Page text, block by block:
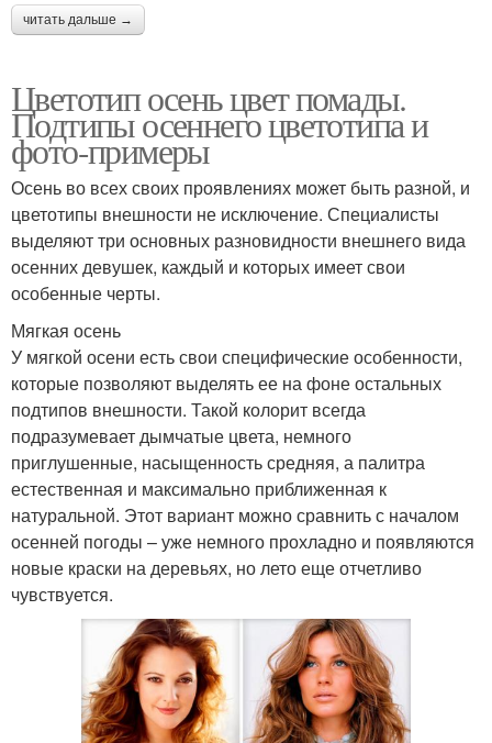
читать дальше →
Цветотип осень цвет помады.
Подтипы осеннего цветотипа и
фото-примеры
Осень во всех своих проявлениях может быть разной, и
цветотипы внешности не исключение. Специалисты
выделяют три основных разновидности внешнего вида
осенних девушек, каждый и которых имеет свои
особенные черты.
Мягкая осень
У мягкой осени есть свои специфические особенности,
которые позволяют выделять ее на фоне остальных
подтипов внешности. Такой колорит всегда
подразумевает дымчатые цвета, немного
приглушенные, насыщенность средняя, а палитра
естественная и максимально приближенная к
натуральной. Этот вариант можно сравнить с началом
осенней погоды – уже немного прохладно и появляются
новые краски на деревьях, но лето еще отчетливо
чувствуется.